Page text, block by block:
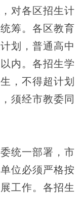
对各区招生计
筹。各区教育
划，普通高中
以内 。各招生学
，不得超计划
须经市教委同
统一部署，市
位必须严格按
工作。各招生